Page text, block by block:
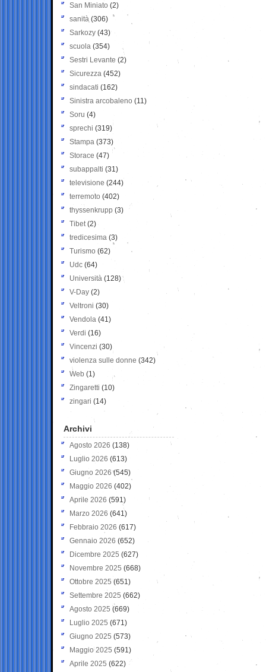
San Miniato (2)
sanità (306)
Sarkozy (43)
scuola (354)
Sestri Levante (2)
Sicurezza (452)
sindacati (162)
Sinistra arcobaleno (11)
Soru (4)
sprechi (319)
Stampa (373)
Storace (47)
subappalti (31)
televisione(244)
terremoto (402)
thyssenkrupp (3)
Tibet(2)
tredicesima (3)
Turismo (62)
Udc (64)
Università (128)
V-Day (2)
Veltroni (30)
Vendola (41)
Verdi (16)
Vincenzi (30)
violenza sulle donne (342)
Web (1)
Zingaretti (10)
zingari (14)
Archivi
Agosto 2026 (138)
Luglio 2026 (613)
Giugno 2026 (545)
Maggio 2026 (402)
Aprile 2026 (591)
Marzo 2026 (641)
Febbraio 2026 (617)
Gennaio 2026 (652)
Dicembre 2025 (627)
Novembre 2025 (668)
Ottobre 2025 (651)
Settembre 2025 (662)
Agosto 2025 (669)
Luglio 2025 (671)
Giugno 2025 (573)
Maggio 2025 (591)
Aprile 2025 (622)